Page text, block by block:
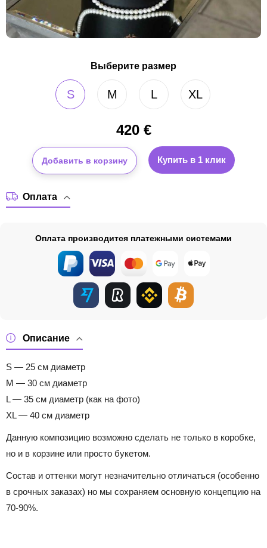
Выберите размер
S M L XL
420€
Добавить в корзину Купить в 1 клик
Описание
S — 25 см диаметр
M — 30 см диаметр
L — 35 см диаметр (как на фото)
XL — 40 см диаметр
Данную композицию возможно сделать не только в коробке,
но и в корзине или просто букетом.
Состав и оттенки могут незначительно отличаться (особенно
в срочных заказах) но мы сохраняем основную концепцию на
70-90%.
Оплата
Оплата производится платежными системами